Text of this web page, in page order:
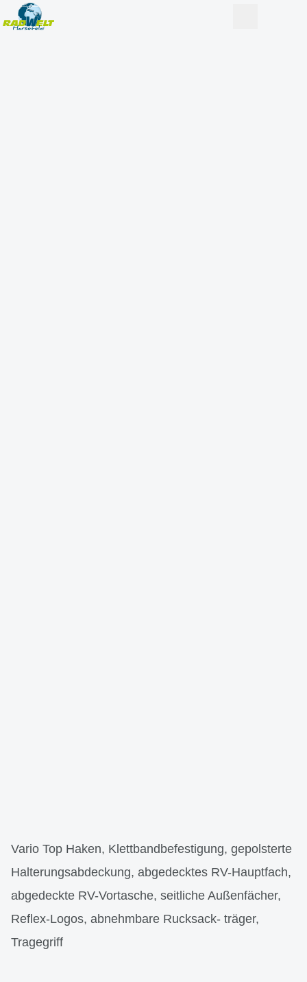
Vario Top Haken, Klettbandbefestigung, gepolsterte
Halterungsabdeckung, abgedecktes RV-Hauptfach,
abgedeckte RV-Vortasche, seitliche Außenfächer,
Reflex-Logos, abnehmbare Rucksack- träger,
Tragegriff